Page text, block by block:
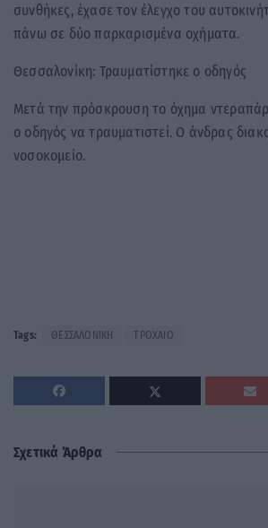
συνθήκες, έχασε τον έλεγχο του
πάνω σε δύο παρκαρισμένα οχήματα.
Θεσσαλονίκη: Τραυματίστηκε ο οδηγός
Μετά την πρόσκρουση το όχημα
ο οδηγός να τραυματιστεί. Ο άνδρας
νοσοκομείο.
Tags: ΘΕΣΣΑΛΟΝΙΚΗ ΤΡΟΧΑΙΟ
Σχετικά Άρθρα